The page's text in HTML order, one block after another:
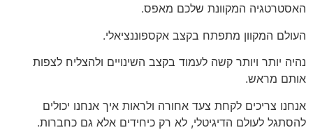
האסטרטגיה המקוונת שלכם מאפס.
העולם המקוון מתפתח בקצב אקספוננציאלי.
נהיה יותר ויותר קשה לעמוד בקצב השינויים ולהצליח לצפות
אותם מראש.
אנחנו צריכים לקחת צעד אחורה ולראות איך אנחנו יכולים
להסתגל לעולם הדיגיטלי, לא רק כיחידים אלא גם כחברות.